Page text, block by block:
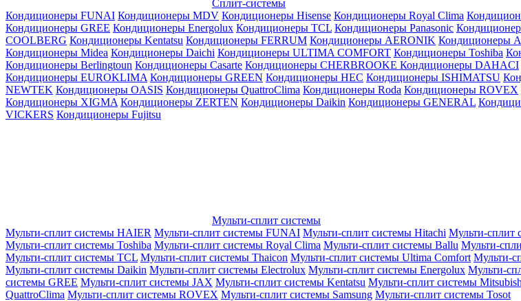
Сплит-системы
Кондиционеры FUNAI Кондиционеры MDV Кондиционеры Hisense Кондиционеры Royal Clima
Кондиционеры GREE Кондиционеры Energolux Кондиционеры TCL Кондиционеры Panasonic
СOOLBERG Кондиционеры Kentatsu Кондиционеры FERRUM Кондиционеры AERONIK Кондиционеры
Кондиционеры Midea Кондиционеры Daichi Кондиционеры ULTIMA COMFORT Кондиционеры Toshiba
Кондиционеры Berlingtoun Кондиционеры Casarte Кондиционеры CHERBROOKE Кондиционеры DAHACI
Кондиционеры EUROKLIMA Кондиционеры GREEN Кондиционеры HEC Кондиционеры ISHIMATSU
NEWTEK Кондиционеры OASIS Кондиционеры QuattroClima Кондиционеры Roda Кондиционеры ROVEX
Кондиционеры XIGMA Кондиционеры ZERTEN Кондиционеры Daikin Кондиционеры GENERAL
VICKERS Кондиционеры Fujitsu
Мульти-сплит системы
Мульти-сплит системы HAIER Мульти-сплит системы FUNAI Мульти-сплит системы Hitachi Мульти-сплит
Мульти-сплит системы Toshiba Мульти-сплит системы Royal Clima Мульти-сплит системы Ballu Мульти-
Мульти-сплит системы TCL Мульти-сплит системы Thaicon Мульти-сплит системы Ultima Comfort Мульти-
Мульти-сплит системы Daikin Мульти-сплит системы Electrolux Мульти-сплит системы Energolux Мульти-
системы GREE Мульти-сплит системы JAX Мульти-сплит системы Kentatsu Мульти-сплит системы
QuattroClima Мульти-сплит системы ROVEX Мульти-сплит системы Samsung Мульти-сплит системы Tosot